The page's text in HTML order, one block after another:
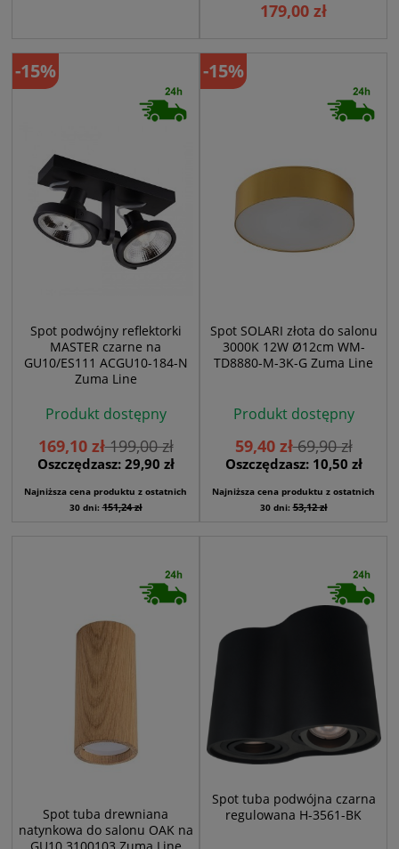
179,00 zł
Spot podwójny reflektorki
MASTER czarne na
GU10/ES111 ACGU10-184-N
Zuma Line
Produkt dostępny
169,10 zł199,00 zł
Oszczędzasz: 29,90 zł
Najniższa cena produktu z ostatnich
30 dni:151,24 zł
-15%
Spot SOLARI złota do salonu
3000K 12W Ø12cm WM-
TD8880-M-3K-G Zuma Line
Produkt dostępny
59,40 zł69,90 zł
Oszczędzasz: 10,50 zł
Najniższa cena produktu z ostatnich
30 dni:53,12 zł
-15%
Spot tuba drewniana
natynkowa do salonu OAK na
Spot tuba podwójna czarna
regulowana H-3561-BK